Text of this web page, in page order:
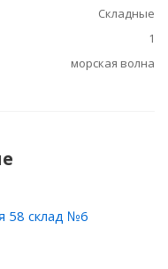
Складные
1
морская волна
58 склад №6